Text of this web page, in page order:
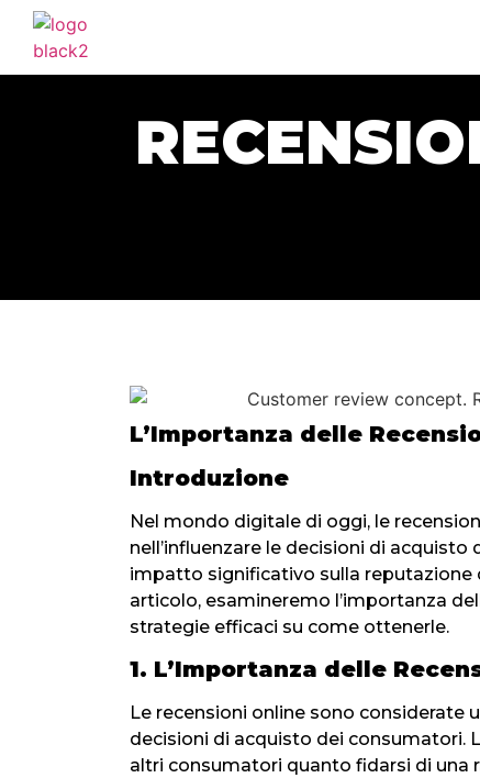
L’Importanza delle
Introduzione
Nel mondo digitale di oggi, le
nell’influenzare le decisioni di
impatto significativo sulla reputazione
articolo, esamineremo l’importanza
strategie efficaci su come ottenerle.
1. L’Importanza delle
Le recensioni online sono considerate
decisioni di acquisto dei consumatori.
altri consumatori quanto fidarsi di una